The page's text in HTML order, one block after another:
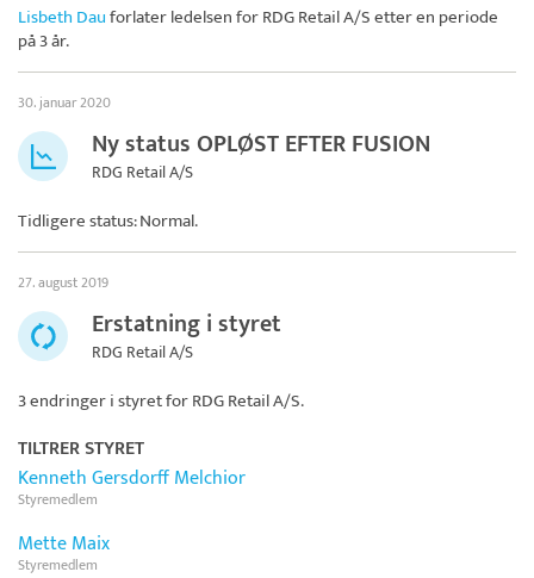
Lisbeth Dauforlater ledelsen forRDG Retail A/Setter en periode
på 3 år.
30. januar 2020
Ny status OPLØST EFTER FUSION
RDG Retail A/S
Tidligere status: Normal.
27. august 2019
Erstatning i styret
RDG Retail A/S
3 endringer i styret forRDG Retail A/S.
TILTRER STYRET
Kenneth Gersdorff Melchior
Styremedlem
Mette Maix
Styremedlem